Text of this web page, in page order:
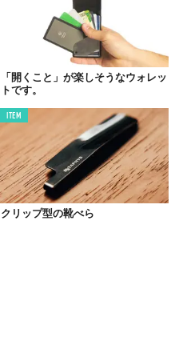
「開くこと」が楽しそうなウォレッ
トです。
ITEM
クリップ型の靴べら